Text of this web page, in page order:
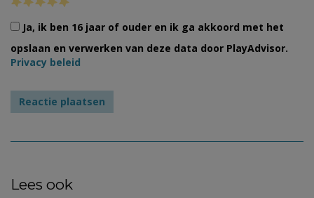
Ja, ik ben 16 jaar of ouder en ik ga akkoord met het
opslaan en verwerken van deze data door PlayAdvisor.
Privacy beleid
Lees ook